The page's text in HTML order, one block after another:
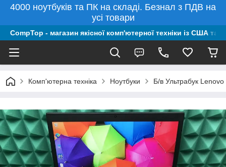
4000 ноутбуків та ПК на складі. Безнал з ПДВ на
усі товари
CompTop - магазин якісної комп'ютерної техніки із США та
Комп'ютерна техніка Ноутбуки Б/в Ультрабук